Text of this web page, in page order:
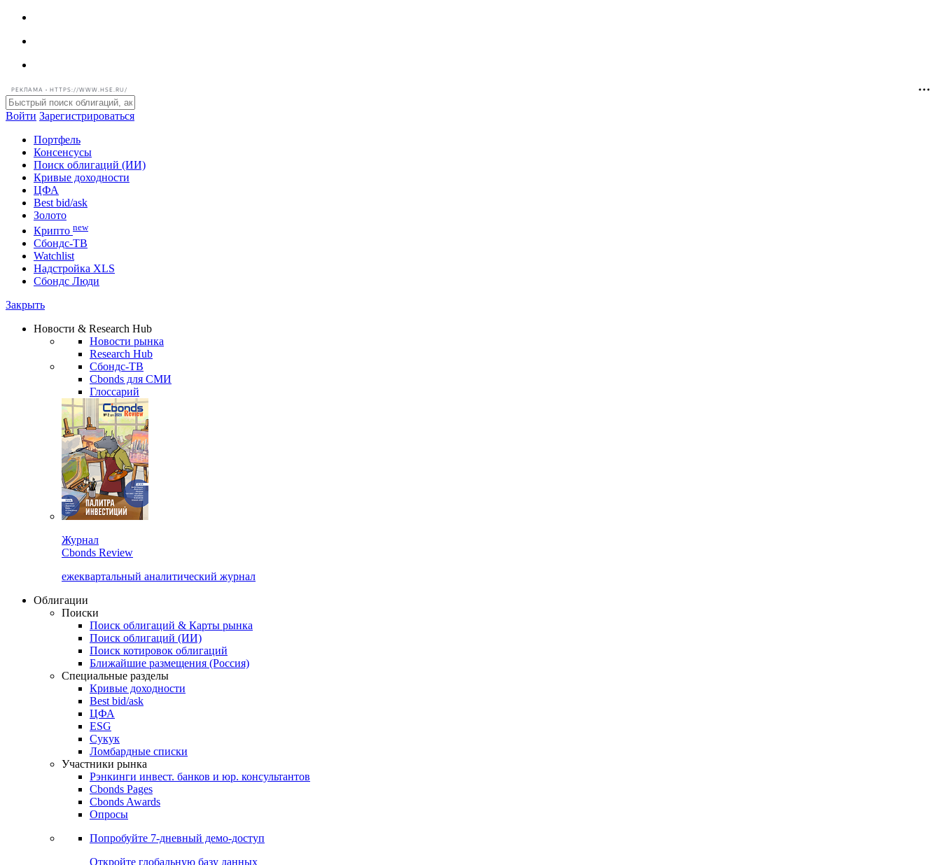
РЕКЛАМА • HTTPS://WWW.HSE.RU/
Войти Зарегистрироваться
Портфель
Консенсусы
Поиск облигаций (ИИ)
Кривые доходности
ЦФА
Best bid/ask
Золото
Криптоnew
Сбондс-ТВ
Надстройка XLS
Сбондс Люди
Новости & Research Hub
Новости рынка
Research Hub
Сбондс-ТВ
Cbonds для СМИ
Глоссарий
Журнал
Cbonds Review
ежеквартальный аналитический журнал
Облигации
Поиски
Поиск облигаций & Карты рынка
Поиск облигаций (ИИ)
Поиск котировок облигаций
Ближайшие размещения (Россия)
Специальные разделы
Кривые доходности
Best bid/ask
ЦФА
ESG
Сукук
Ломбардные списки
Участники рынка
Рэнкинги инвест. банков и юр. консультантов
Cbonds Pages
Cbonds Awards
Опросы